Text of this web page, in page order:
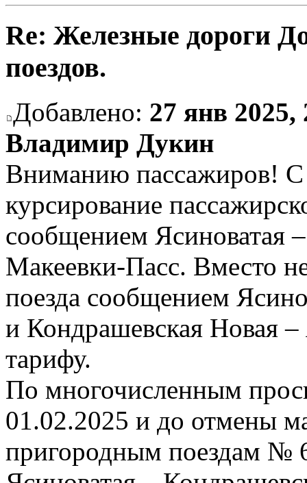
Re: Железные дороги
поездов.
Добавлено: 27 янв 2025,
Владимир Дукин
Вниманию пассажиров! С
курсирование
сообщением Ясиноватая
Макеевки-Пасс. Вместо
поезда сообщением
и Кондрашевская Новая
тарифу.
По многочисленным
01.02.2025 и до отмены
пригородным поездам №